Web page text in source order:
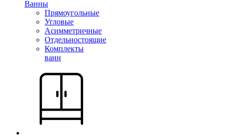
Ванны
Прямоугольные
Угловые
Асимметричные
Отдельностоящие
Комплекты
ванн